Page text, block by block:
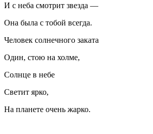
И с неба смотрит звезда —
Она была с тобой всегда.
Человек солнечного заката
Один, стою на холме,
Солнце в небе
Светит ярко,
На планете очень жарко.